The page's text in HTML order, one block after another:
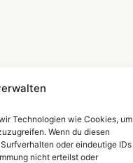
Technologien wie Cookies, um
Wenn du diesen
oder eindeutige IDs
nicht erteilst oder